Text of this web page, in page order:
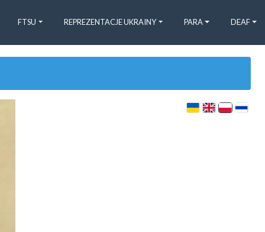
FTSU REPREZENTACJE UKRAINY PARA DEAF